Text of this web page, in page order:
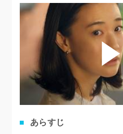
あらすじ